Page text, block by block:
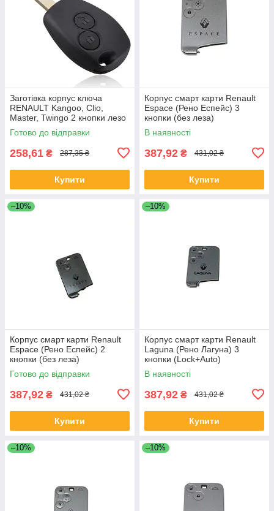
Заготівка корпус ключа
RENAULT Kangoo, Clio,
Master, Twingo 2 кнопки лезо
VA2 / VA6
Готово до відправки
258,61 ₴ 287,35 ₴
Купити
Корпус смарт карти Renault
Espace (Рено Еспейс) 3
кнопки (без леза)
В наявності
387,92 ₴ 431,02 ₴
Купити
–10%
Корпус смарт карти Renault
Espace (Рено Еспейс) 2
кнопки (без леза)
Готово до відправки
387,92 ₴ 431,02 ₴
Купити
–10%
Корпус смарт карти Renault
Laguna (Рено Лагуна) 3
кнопки (Lock+Auto)
В наявності
387,92 ₴ 431,02 ₴
Купити
–10% –10%